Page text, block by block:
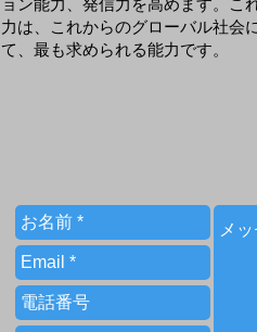
力は、これからのグローバル社会
て、最も求められる能力です。